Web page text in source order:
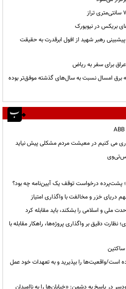
بریکس در نیویورک
رهبر شهید از افول ابرقدرت به حقیقت
برای سفر به ریاض
برق امسال نسبت به سال‌های گذشته موفق‌تر بوده
کاری می کنیم در معیشت مردم مشکلی پیش نیاید
پشت‌پرده درخواست توقف یک آیین‌نامه چه بود؟
دریای خزر و مخالفت با واگذاری امتیاز
ملی و اسلامی را بشکند، باید مقابله کرد
نظارت دقیق بر واگذاری پروژه‌ها، راهکار مقابله با
واقعیت‌ها را بپذیرید و به تعهدات خود عمل
در پاسخ به دشمن: «خیابان‌ها را به ناامیدان